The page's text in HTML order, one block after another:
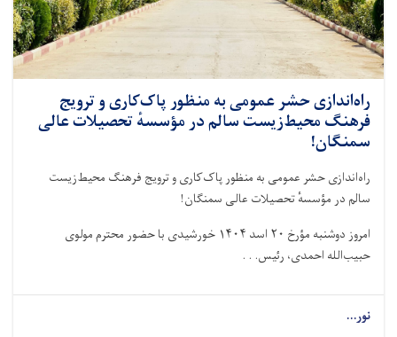
راه‌اندازی حشر عمومی به منظور پاک‌کاری و ترویج
فرهنگ محیط‌زیست سالم در مؤسسهٔ تحصیلات عالی
سمنگان!
راه‌اندازی حشر عمومی به منظور پاک‌کاری و ترویج فرهنگ محیط‌زیست
سالم در مؤسسهٔ تحصیلات عالی سمنگان!
امروز دوشنبه مؤرخ ۲۰ اسد ۱۴۰۴ خورشیدی با حضور محترم مولوی
حبیب‌الله احمدی، رئیس. . .
نور...